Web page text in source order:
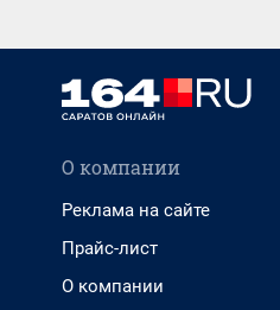
О компании
Реклама на сайте
Прайс-лист
О компании